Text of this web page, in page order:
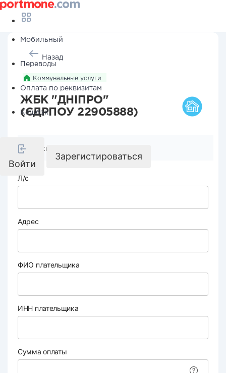
Мобильный
Переводы
Оплата по реквизитам
Кешбэк
Войти
Зарегистироваться
Назад
Коммунальные услуги
ЖБК "ДНІПРО"
(ЄДРПОУ 22905888)
Реквизиты компании
Л/с
Адрес
ФИО плательщика
ИНН плательщика
Сумма оплаты